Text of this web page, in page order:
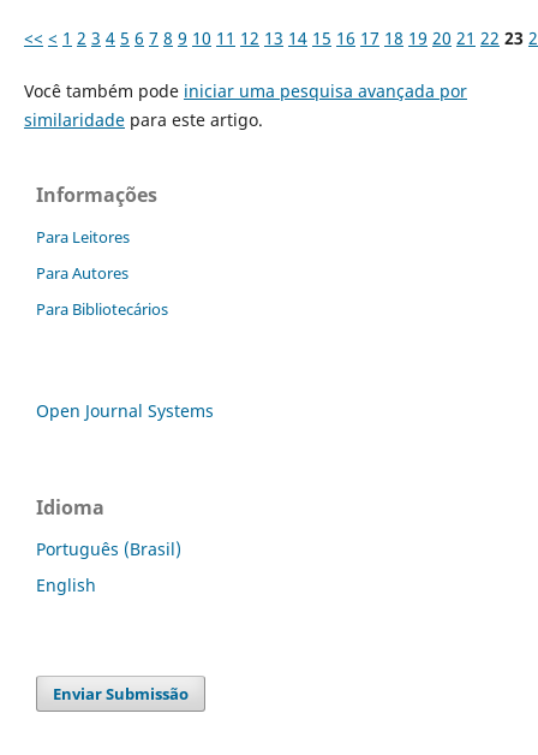
<< < 1 2 3 4 5 6 7 8 9 10 11 12 13 14 15 16 17 18 19 20 21 22 23
Você também pode iniciar uma pesquisa avançada por
similaridadepara este artigo.
Informações
Para Leitores
Para Autores
Para Bibliotecários
Open Journal Systems
Idioma
Português (Brasil)
English
Enviar Submissão